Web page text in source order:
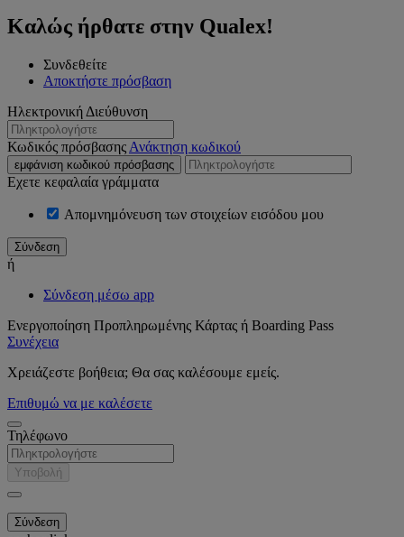
Καλώς ήρθατε στην Qualex!
Συνδεθείτε
Αποκτήστε πρόσβαση
Ηλεκτρονική Διεύθυνση
Κωδικός πρόσβασης Ανάκτηση κωδικού
εμφάνιση κωδικού πρόσβασης
Εχετε κεφαλαία γράμματα
Απομνημόνευση των στοιχείων εισόδου μου
ή
Σύνδεση μέσω app
Ενεργοποίηση Προπληρωμένης Κάρτας ή Boarding Pass
Συνέχεια
Χρειάζεστε βοήθεια; Θα σας καλέσουμε εμείς.
Επιθυμώ να με καλέσετε
Τηλέφωνο
Υποβολή